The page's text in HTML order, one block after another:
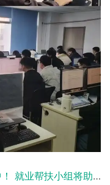
将助力结业班级学员成功求职